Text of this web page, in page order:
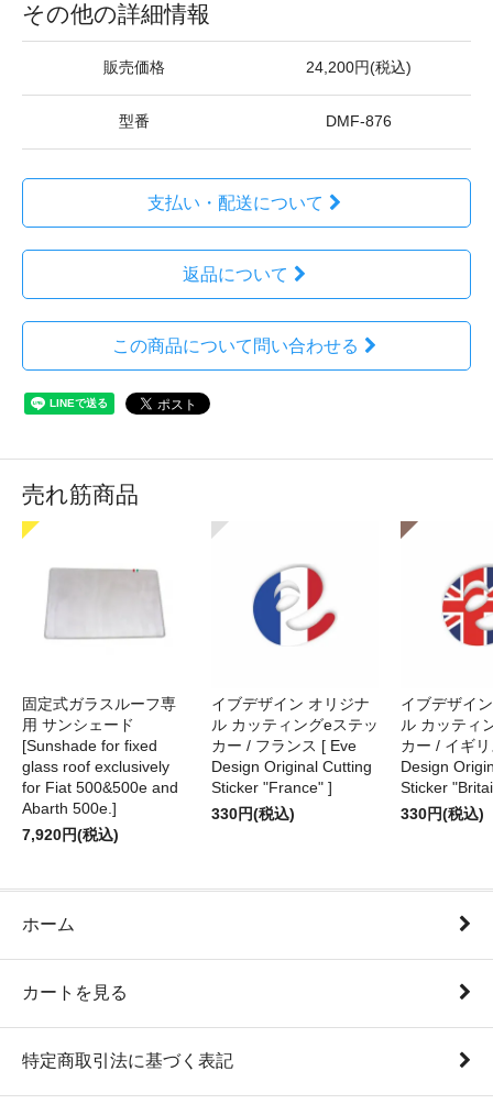
その他の詳細情報
販売価格 24,200円(税込)
型番 DMF-876
支払い・配送について
返品について
この商品について問い合わせる
売れ筋商品
固定式ガラスルーフ専
用 サンシェード
[Sunshade for fixed
glass roof exclusively
for Fiat 500&500e and
Abarth 500e.]
7,920円(税込)
イブデザイン オリジナ
ル カッティングeステッ
カー / フランス [ Eve
Design Original Cutting
Sticker "France" ]
330円(税込)
イブデザイ
ル カッティ
カー / イギ
Design
Sticker
330円(税込)
ホーム
カートを見る
特定商取引法に基づく表記